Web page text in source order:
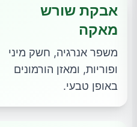
אבקת שורש
מאקה
משפר אנרגיה, חשק מיני
ופוריות, ומאזן הורמונים
באופן טבעי.